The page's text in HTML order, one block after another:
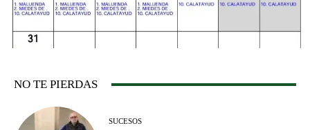
NO TE PIERDAS
SUCESOS